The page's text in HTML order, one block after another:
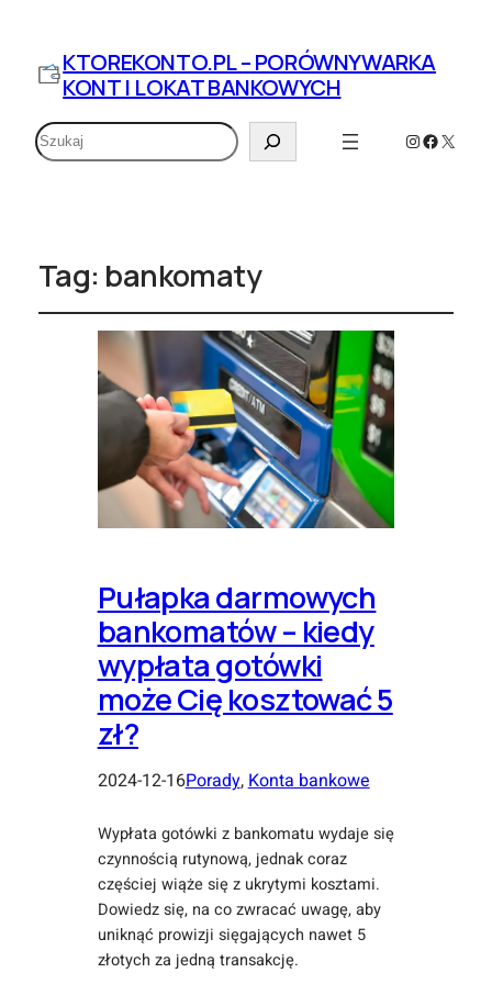
KTOREKONTO.PL – PORÓWNYWARKA
KONT I LOKAT BANKOWYCH
Szukaj Instagram
X
Tag: bankomaty
Pułapka darmowych
bankomatów – kiedy
wypłata gotówki
może Cię kosztować 5
zł?
2024-12-16Porady, Konta bankowe
Wypłata gotówki z bankomatu wydaje się
czynnością rutynową, jednak coraz
częściej wiąże się z ukrytymi kosztami.
Dowiedz się, na co zwracać uwagę, aby
uniknąć prowizji sięgających nawet 5
złotych za jedną transakcję.